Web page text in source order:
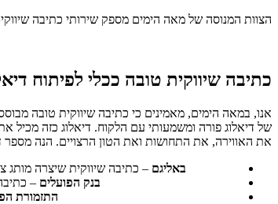
הצוות המנוסה של מאה הימים מספק שירותי כתיבה
כתיבה שיווקית טובה ככלי לפיתוח
אנו, במאה הימים, מאמינים כי כתיבה שיווקית טובה
של דיאלוג פורה ומשמעותי עם הלקוח. דיאלוג כזה
את האווירה, את התחושות ואת הטון הרצויים. הנה מספר
באליגם – כתיבה שיווקית שיצרה מותג
בנק הפועלים –
התזמורת